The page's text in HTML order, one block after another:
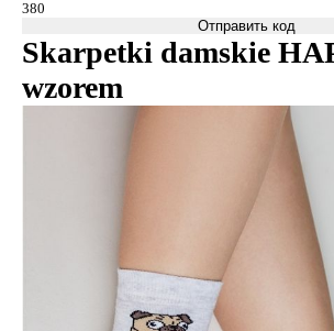
Отправить код
Skarpetki damskie
wzorem